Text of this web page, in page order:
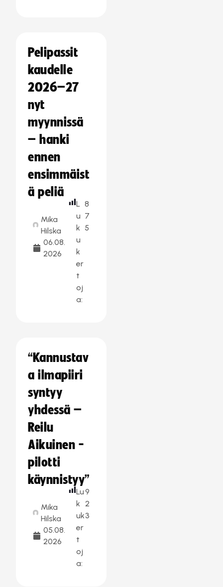
Pelipassit
kaudelle
2026–27
nyt
myynnissä
– hanki
ennen
ensimmäist
ä peliä
Mika
Hilska
06.08.
2026
L
u
k
u
k
er
t
oj
a:
8
7
5
“Kannustav
a ilmapiiri
syntyy
yhdessä –
Reilu
Aikuinen -
pilotti
käynnistyy”
Mika
Hilska
05.08.
2026
Lu
k
uk
er
t
oj
a:
9
2
3